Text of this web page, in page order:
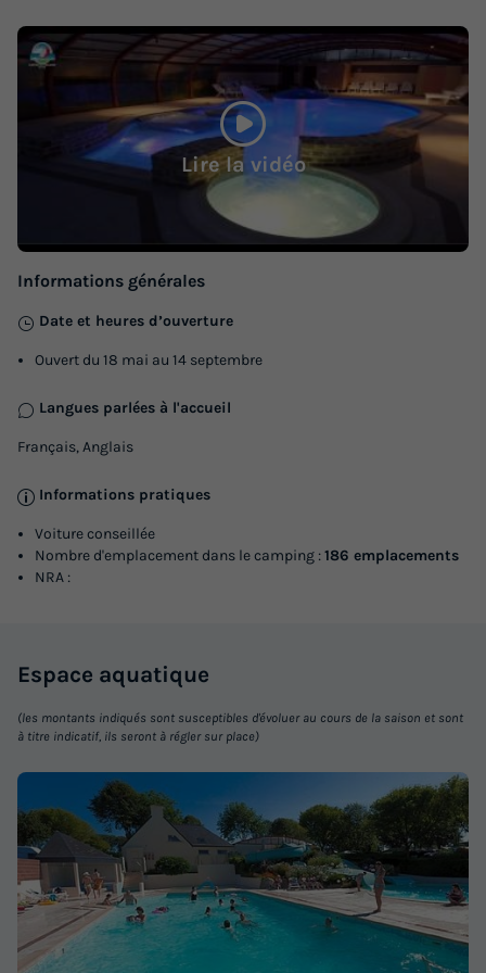
Terrasse semi-couverte Animaux autorisés * Cafetière
Salon de jardin
+ 3
MOBILHOME 4 personnes - 2 chambres + terrasse semi
12/09/2026
Meilleur prix pour 7 nuits
Modifier les dates
Voir les logements
terrasse semi couverte 7.80 x 3.70 m
Surface
28m²
Adultes
4 2 1
Salon de jardin Micro-ondes
MOBILHOME 4 personnes - 2 chambres + terrasse semi
couverte 7.80 x 3.70 m
du05/09/2026 12/09/2026
Modifier les dates
Lire la vidéo
Informations générales
Date et heures d’ouverture
Ouvert du 18 mai au 14 septembre
Langues parlées à l'accueil
Français, Anglais
Informations pratiques
Voiture conseillée
Nombre d'emplacement dans le camping :186 emplacements
NRA :
Espace aquatique
(les montants indiqués sont susceptibles d'évoluer au cours de la saison et sont
à titre indicatif, ils seront à régler sur place)